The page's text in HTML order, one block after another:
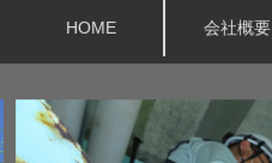
HOME 会社概要